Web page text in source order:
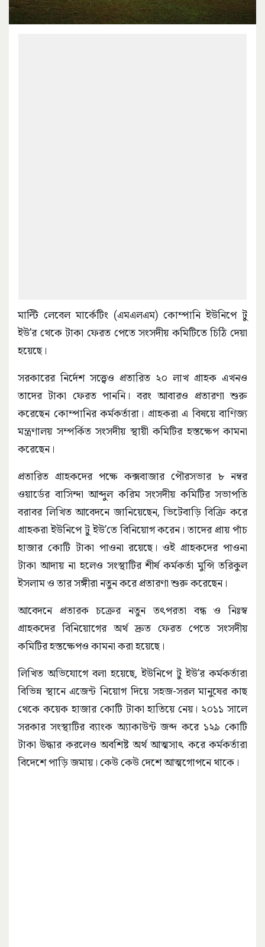
মাল্টি লেবেল মার্কেটিং (এমএলএম) কোম্পানি ইউনিপে টু
ইউ’র থেকে টাকা ফেরত পেতে সংসদীয় কমিটিতে চিঠি দেয়া
হয়েছে।
সরকারের নির্দেশ সত্ত্বেও প্রতারিত ২০ লাখ গ্রাহক এখনও
তাদের টাকা ফেরত পাননি। বরং আবারও প্রতারণা শুরু
করেছেন কোম্পানির কর্মকর্তারা। গ্রাহকরা এ বিষয়ে বাণিজ্য
মন্ত্রণালয় সম্পর্কিত সংসদীয় স্থায়ী কমিটির হস্তক্ষেপ কামনা
করেছেন।
প্রতারিত গ্রাহকদের পক্ষে কক্সবাজার পৌরসভার ৮ নম্বর
ওয়ার্ডের বাসিন্দা আব্দুল করিম সংসদীয় কমিটির সভাপতি
বরাবর লিখিত আবেদনে জানিয়েছেন, ভিটেবাড়ি বিক্রি করে
গ্রাহকরা ইউনিপে টু ইউ’তে বিনিয়োগ করেন। তাদের প্রায় পাঁচ
হাজার কোটি টাকা পাওনা রয়েছে। ওই গ্রাহকদের পাওনা
টাকা আদায় না হলেও সংস্থাটির শীর্ষ কর্মকর্তা মুন্সি তরিকুল
ইসলাম ও তার সঙ্গীরা নতুন করে প্রতারণা শুরু করেছেন।
আবেদনে প্রতারক চক্রের নতুন তৎপরতা বন্ধ ও নিঃস্ব
গ্রাহকদের বিনিয়োগের অর্থ দ্রুত ফেরত পেতে সংসদীয়
কমিটির হস্তক্ষেপও কামনা করা হয়েছে।
লিখিত অভিযোগে বলা হয়েছে, ইউনিপে টু ইউ’র কর্মকর্তারা
বিভিন্ন স্থানে এজেন্ট নিয়োগ দিয়ে সহজ-সরল মানুষের কাছ
থেকে কয়েক হাজার কোটি টাকা হাতিয়ে নেয়। ২০১১ সালে
সরকার সংস্থাটির ব্যাংক অ্যাকাউন্ট জব্দ করে ১২৯ কোটি
টাকা উদ্ধার করলেও অবশিষ্ট অর্থ আত্মসাৎ করে কর্মকর্তারা
বিদেশে পাড়ি জমায়। কেউ কেউ দেশে আত্মগোপনে থাকে।